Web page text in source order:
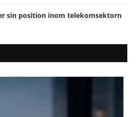
sin position inom telekomsektorn